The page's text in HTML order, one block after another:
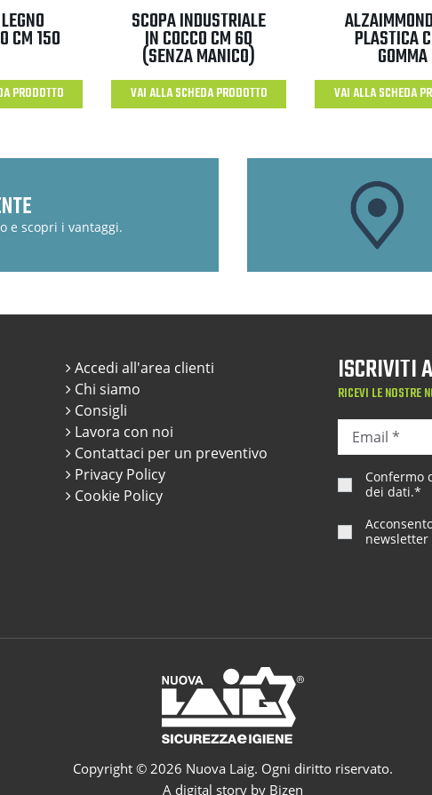
CM 150
PRODOTTO
SCOPA INDUSTRIALE
IN COCCO CM 60
(SENZA MANICO)
VAI ALLA SCHEDA PRODOTTO
PLASTICA
GOMMA
VAI ALLA SCHEDA
e scopri i vantaggi.
Accedi all'area clienti
Chi siamo
Consigli
Lavora con noi
Contattaci per un preventivo
Privacy Policy
Cookie Policy
ISCRIVITI
RICEVI LE NOSTRE
Confermo
dei dati.*
Copyright © 2026 Nuova Laig. Ogni diritto riservato.
A digital story by Bizen